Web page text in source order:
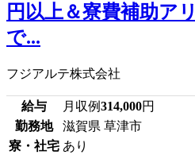
円以上＆寮費補助ア
で...
フジアルテ株式会社
給与 月収例314,000円
勤務地
滋賀県 草津市
寮・社宅 あり